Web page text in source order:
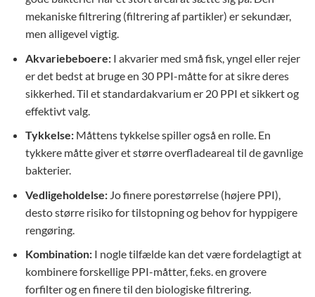
mekaniske filtrering (filtrering af partikler) er sekundær,
men alligevel vigtig.
Akvariebeboere:I akvarier med små fisk, yngel eller rejer
er det bedst at bruge en 30 PPI-måtte for at sikre deres
sikkerhed. Til et standardakvarium er 20 PPI et sikkert og
effektivt valg.
Tykkelse:Måttens tykkelse spiller også en rolle. En
tykkere måtte giver et større overfladeareal til de gavnlige
bakterier.
Vedligeholdelse:Jo finere porestørrelse (højere PPI),
desto større risiko for tilstopning og behov for hyppigere
rengøring.
Kombination:I nogle tilfælde kan det være fordelagtigt at
kombinere forskellige PPI-måtter, f.eks. en grovere
forfilter og en finere til den biologiske filtrering.